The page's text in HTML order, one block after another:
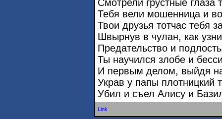
Смотрели грустные глаза
Тебя вели мошенница и
Твои друзья тотчас тебя
Швырнув в чулан, как
Предательство и
Ты научился злобе и
И первым делом, выйдя
Украв у папы плотницкий
Убил и съел Алису и
Link